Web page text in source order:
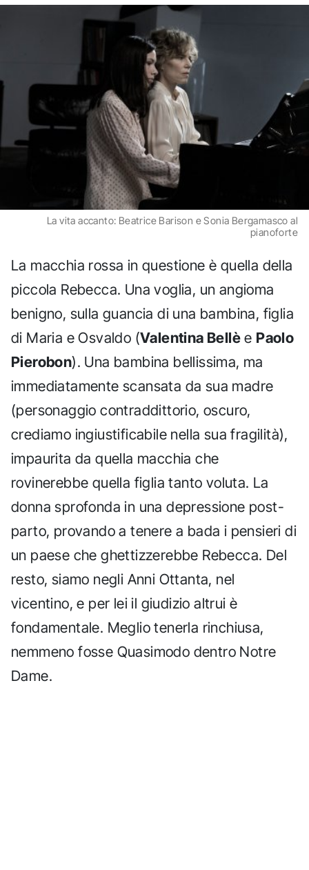
La vita accanto: Beatrice Barison e Sonia Bergamasco al
pianoforte
La macchia rossa in questione è quella della
piccola Rebecca. Una voglia, un angioma
benigno, sulla guancia di una bambina, figlia
di Maria e Osvaldo (Valentina Bellè e Paolo
Pierobon). Una bambina bellissima, ma
immediatamente scansata da sua madre
(personaggio contraddittorio, oscuro,
crediamo ingiustificabile nella sua fragilità),
impaurita da quella macchia che
rovinerebbe quella figlia tanto voluta. La
donna sprofonda in una depressione post-
parto, provando a tenere a bada i pensieri di
un paese che ghettizzerebbe Rebecca. Del
resto, siamo negli Anni Ottanta, nel
vicentino, e per lei il giudizio altrui è
fondamentale. Meglio tenerla rinchiusa,
nemmeno fosse Quasimodo dentro Notre
Dame.